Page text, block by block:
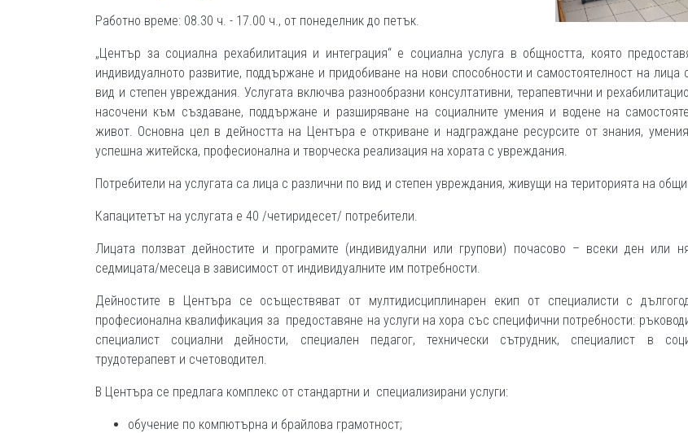
Работно време: 08.30 ч. - 17.00 ч., от понеделник до петък.
„Център за социална рехабилитация и интеграция“ е социална услуга в общността, която
индивидуалното развитие, поддържане и придобиване на нови способности и самостоятелност на лица
вид и степен увреждания. Услугата включва разнообразни консултативни, терапевтични и
насочени към създаване, поддържане и разширяване на социалните умения и водене на
живот. Основна цел в дейността на Центъра е откриване и надграждане ресурсите от знания,
успешна житейска, професионална и творческа реализация на хората с увреждания.
Потребители на услугата са лица с различни по вид и степен увреждания, живущи на територията на
Капацитетът на услугата е 40 /четиридесет/ потребители.
Лицата ползват дейностите и програмите (индивидуални или групови) почасово – всеки ден или
седмицата/месеца в зависимост от индивидуалните им потребности.
Дейностите в Центъра се осъществяват от мултидисциплинарен екип от специалисти с
професионална квалификация за предоставяне на услуги на хора със специфични потребности:
специалист социални дейности, специален педагог, технически сътрудник, специалист в
трудотерапевт и счетоводител.
В Центъра се предлага комплекс от стандартни и специализирани услуги:
обучение по компютърна и брайлова грамотност;